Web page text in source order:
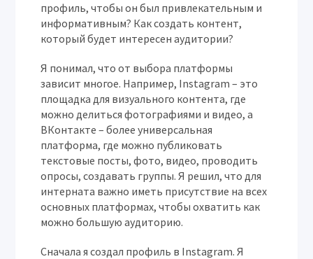
профиль, чтобы он был привлекательным и
информативным? Как создать контент,
который будет интересен аудитории?
Я понимал, что от выбора платформы
зависит многое. Например, Instagram – это
площадка для визуального контента, где
можно делиться фотографиями и видео, а
ВКонтакте – более универсальная
платформа, где можно публиковать
текстовые посты, фото, видео, проводить
опросы, создавать группы. Я решил, что для
интерната важно иметь присутствие на всех
основных платформах, чтобы охватить как
можно большую аудиторию.
Сначала я создал профиль в Instagram. Я